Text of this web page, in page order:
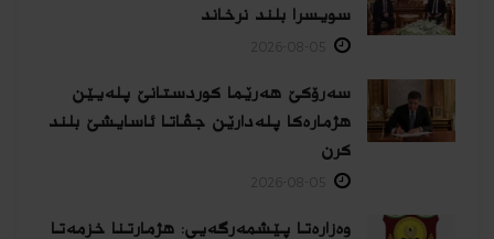
سویسرا بلند نرخاند
سەرۆکێ هەرێما کوردستانێ پلەیێن
هژمارەكا پلەدارێن جڤاتا ئاسایشێ بلند
كرن
وەزارەتا پێشمەرگەیی: هژمارتنا خزمەتا